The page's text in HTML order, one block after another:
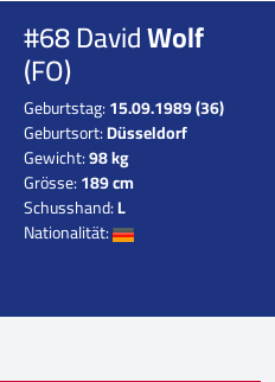
#68 DavidWolf
(FO)
Geburtstag:15.09.1989 (36)
Geburtsort:Düsseldorf
Gewicht:98 kg
Grösse:189 cm
Schusshand:L
Nationalität: